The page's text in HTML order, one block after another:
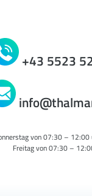
+43 5523
von 07:30 –
Freitag von 07:30 –